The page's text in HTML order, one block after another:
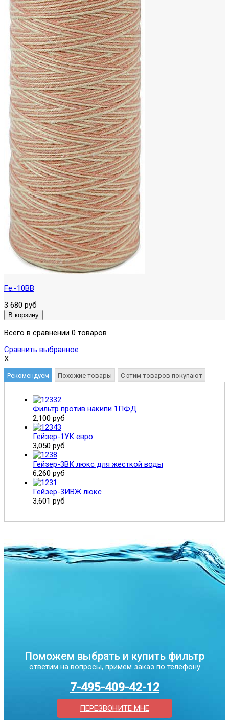
Fe.-10BB
3 680 руб
Всего в сравнении 0 товаров
Сравнить выбранное
X
Рекомендуем
Фильтр против накипи 1ПФД
2,100 руб
Гейзер-1УК евро
3,050 руб
Гейзер-3ВК люкс для жесткой воды
6,260 руб
Гейзер-3ИВЖ люкс
3,601 руб
Похожие товары С этим товаров покупают
Поможем выбрать и купить фильтр
ответим на вопросы, примем заказ по телефону
7-495-409-42-12
ПЕРЕЗВОНИТЕ МНЕ